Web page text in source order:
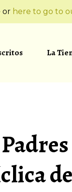
or here to go to
La